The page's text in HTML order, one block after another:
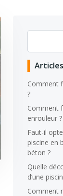
Comment
?
Comment
enrouleur ?
Faut-il
piscine en
béton ?
Quelle
d’une
Comment